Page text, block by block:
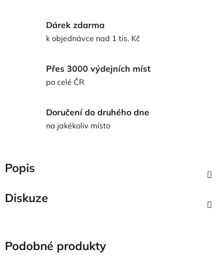
Dárek zdarma
k objednávce nad 1 tis. Kč
Přes 3000 výdejních míst
po celé ČR
Doručení do druhého dne
na jakékoliv místo
Popis
Diskuze
Podobné produkty